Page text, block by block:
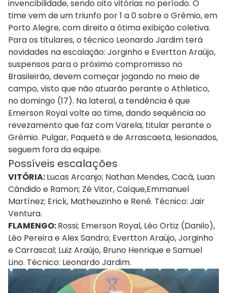
invencibilidade, sendo oito vitórias no período. O
time vem de um triunfo por 1 a 0 sobre o Grêmio, em
Porto Alegre, com direito a ótima exibição coletiva.
Para os titulares, o técnico Leonardo Jardim terá
novidades na escalação: Jorginho e Evertton Araújo,
suspensos para o próximo compromisso no
Brasileirão, devem começar jogando no meio de
campo, visto que não atuarão perante o Athletico,
no domingo (17). Na lateral, a tendência é que
Emerson Royal volte ao time, dando sequência ao
revezamento que faz com Varela, titular perante o
Grêmio. Pulgar, Paquetá e de Arrascaeta, lesionados,
seguem fora da equipe.
Possíveis escalações
VITÓRIA:Lucas Arcanjo; Nathan Mendes, Cacá, Luan
Cândido e Ramon; Zé Vitor, Caíque,Emmanuel
Martínez; Erick, Matheuzinho e Renê. Técnico: Jair
Ventura.
FLAMENGO:Rossi; Emerson Royal, Léo Ortiz (Danilo),
Léo Pereira e Alex Sandro; Evertton Araújo, Jorginho
e Carrascal; Luiz Araújo, Bruno Henrique e Samuel
Lino. Técnico: Leonardo Jardim.